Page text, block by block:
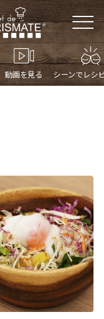
シーンでレシ
動画を見る